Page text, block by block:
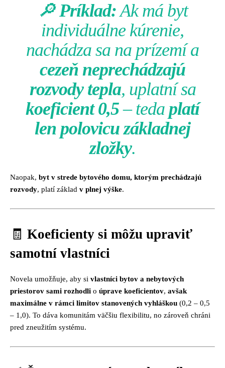
🔎Príklad:Ak má byt
individuálne kúrenie,
nachádza sa na prízemí a
cezeň neprechádzajú
rozvody tepla, uplatní sa
koeficient 0,5– teda platí
len polovicu základnej
zložky.
Naopak, byt v strede bytového domu, ktorým prechádzajú
rozvody, platí základ v plnej výške.
🧾 Koeficienty si môžu upraviť
samotní vlastníci
Novela umožňuje, aby si vlastníci bytov a nebytových
priestorov sami rozhodli o úprave koeficientov, avšak
maximálne v rámci limitov stanovených vyhláškou (0,2 – 0,5
– 1,0). To dáva komunitám väčšiu flexibilitu, no zároveň chráni
pred zneužitím systému.